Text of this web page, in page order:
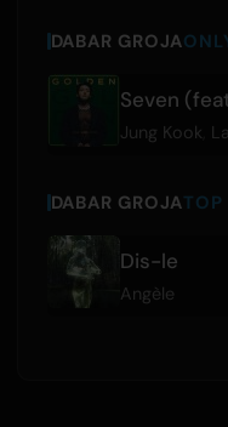
DABAR GROJA
Seven
Jung Kook
DABAR GROJATOP
Dis-le
Angèle